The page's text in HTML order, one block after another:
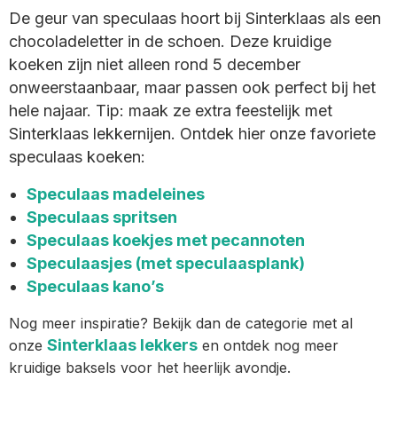
De geur van speculaas hoort bij Sinterklaas als een
chocoladeletter in de schoen. Deze kruidige
koeken zijn niet alleen rond 5 december
onweerstaanbaar, maar passen ook perfect bij het
hele najaar. Tip: maak ze extra feestelijk met
Sinterklaas lekkernijen. Ontdek hier onze favoriete
speculaas koeken:
Speculaas madeleines
Speculaas spritsen
Speculaas koekjes met pecannoten
Speculaasjes (met speculaasplank)
Speculaas kano’s
Nog meer inspiratie? Bekijk dan de categorie met al
onze Sinterklaas lekkers en ontdek nog meer
kruidige baksels voor het heerlijk avondje.